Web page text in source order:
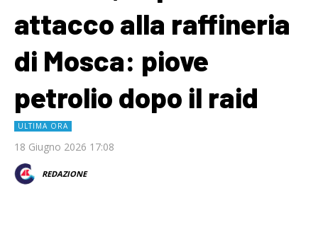
attacco alla raffineria
di Mosca: piove
petrolio dopo il raid
ULTIMA ORA
18 Giugno 2026 17:08
REDAZIONE